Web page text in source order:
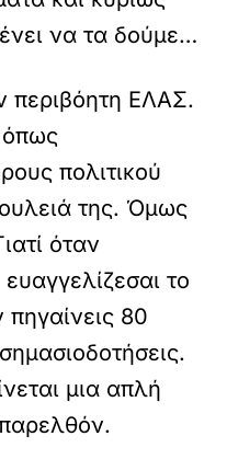
να τα δούμε…
περιβόητη ΕΛΑΣ.
πολιτικού
της. Όμως
όταν
το
80
μια απλή